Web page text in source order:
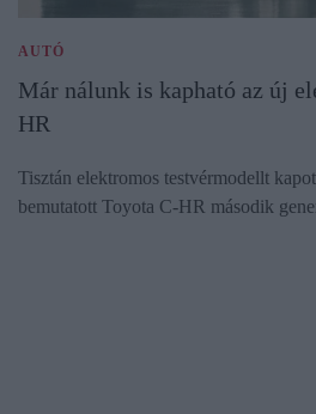
AUTÓ
Már nálunk is kapható az új
HR
Tisztán elektromos testvérmodellt
bemutatott Toyota C-HR második